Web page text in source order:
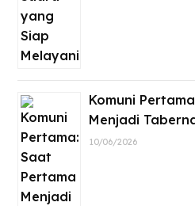
Komuni
Menjadi
10/06/2026